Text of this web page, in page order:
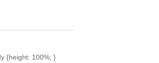
{height: 100%; }